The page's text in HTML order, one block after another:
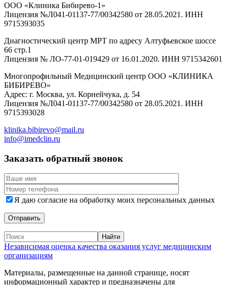
ООО «Клиника Бибирево-1»
Лицензия №Л041-01137-77/00342580 от 28.05.2021. ИНН
9715393035
Диагностический центр МРТ по адресу Алтуфьевское шоссе
66 стр.1
Лицензия № ЛО-77-01-019429 от 16.01.2020. ИНН 9715342601
Многопрофильный Медицинский центр ООО «КЛИНИКА
БИБИРЕВО»
Адрес: г. Москва, ул. Корнейчука, д. 54
Лицензия №Л041-01137-77/00342580 от 28.05.2021. ИНН
9715393028
klinika.bibirevo@mail.ru
info@imedclin.ru
Заказать обратный звонок
Я даю согласие на обработку моих персональных данных
Независимая оценка качества оказания услуг медицинским
организациям
Материалы, размещенные на данной странице, носят
информационный характер и предназначены для